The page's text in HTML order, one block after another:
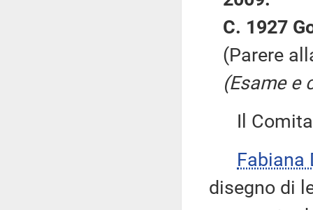
C. 1927
(Parere
(Esame e
Il
Fabiana
disegno di